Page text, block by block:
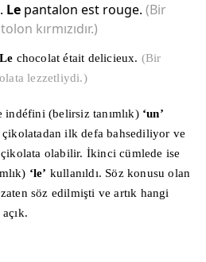
Le pantalon est rouge. (Bir
kırmızıdır.)
Le chocolat était delicieux. (Bir
lezzetliydi.)
(belirsiz tanımlık) ‘un’
çikolatadan ilk defa bahsediliyor ve
olabilir. İkinci cümlede ise
‘le’ kullanıldı. Söz konusu olan
söz edilmişti ve artık hangi